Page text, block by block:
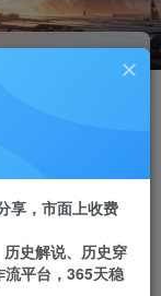
工作流主页
享，市面上收费
史解说、历史穿
流平台，365天稳